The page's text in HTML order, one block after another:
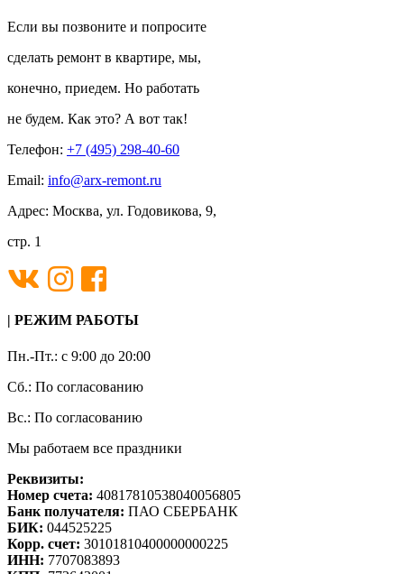
Если вы позвоните и попросите
сделать ремонт в квартире, мы,
конечно, приедем. Но работать
не будем. Как это? А вот так!
Телефон: +7 (495) 298-40-60
Email: info@arx-remont.ru
Адрес: Москва, ул. Годовикова, 9,
стр. 1
| РЕЖИМ РАБОТЫ
Пн.-Пт.: с 9:00 до 20:00
Сб.: По согласованию
Вс.: По согласованию
Мы работаем все праздники
Реквизиты:
Номер счета: 40817810538040056805
Банк получателя: ПАО СБЕРБАНК
БИК: 044525225
Корр. счет: 30101810400000000225
ИНН: 7707083893